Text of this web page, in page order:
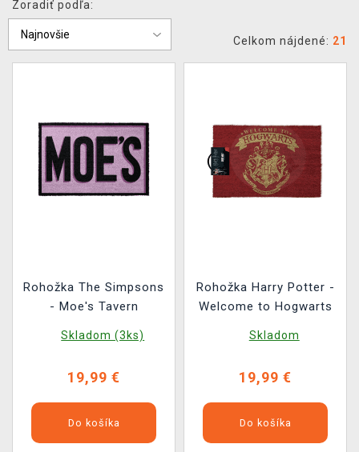
XZONE KLUB
Zoradiť podľa:
Celkom nájdené: 21
Rohožka The Simpsons
- Moe's Tavern
Skladom (3ks)
19,99 €
Do košíka
Rohožka Harry Potter -
Welcome to Hogwarts
Skladom
19,99 €
Do košíka